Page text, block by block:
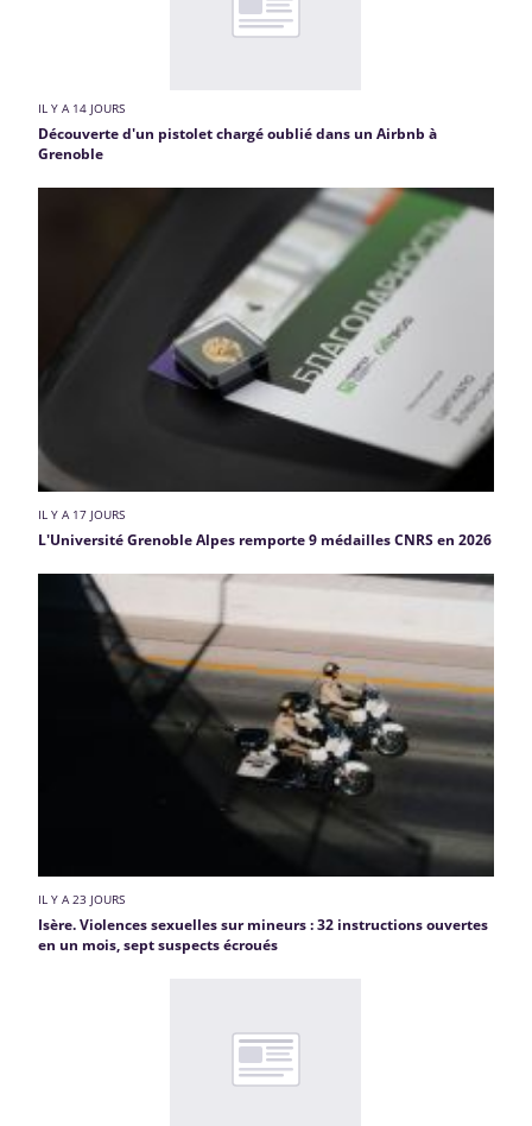
IL Y A 14 JOURS
Découverte d'un pistolet chargé oublié dans un Airbnb à
Grenoble
IL Y A 17 JOURS
L'Université Grenoble Alpes remporte 9 médailles CNRS en 2026
IL Y A 23 JOURS
Isère. Violences sexuelles sur mineurs : 32 instructions ouvertes
en un mois, sept suspects écroués